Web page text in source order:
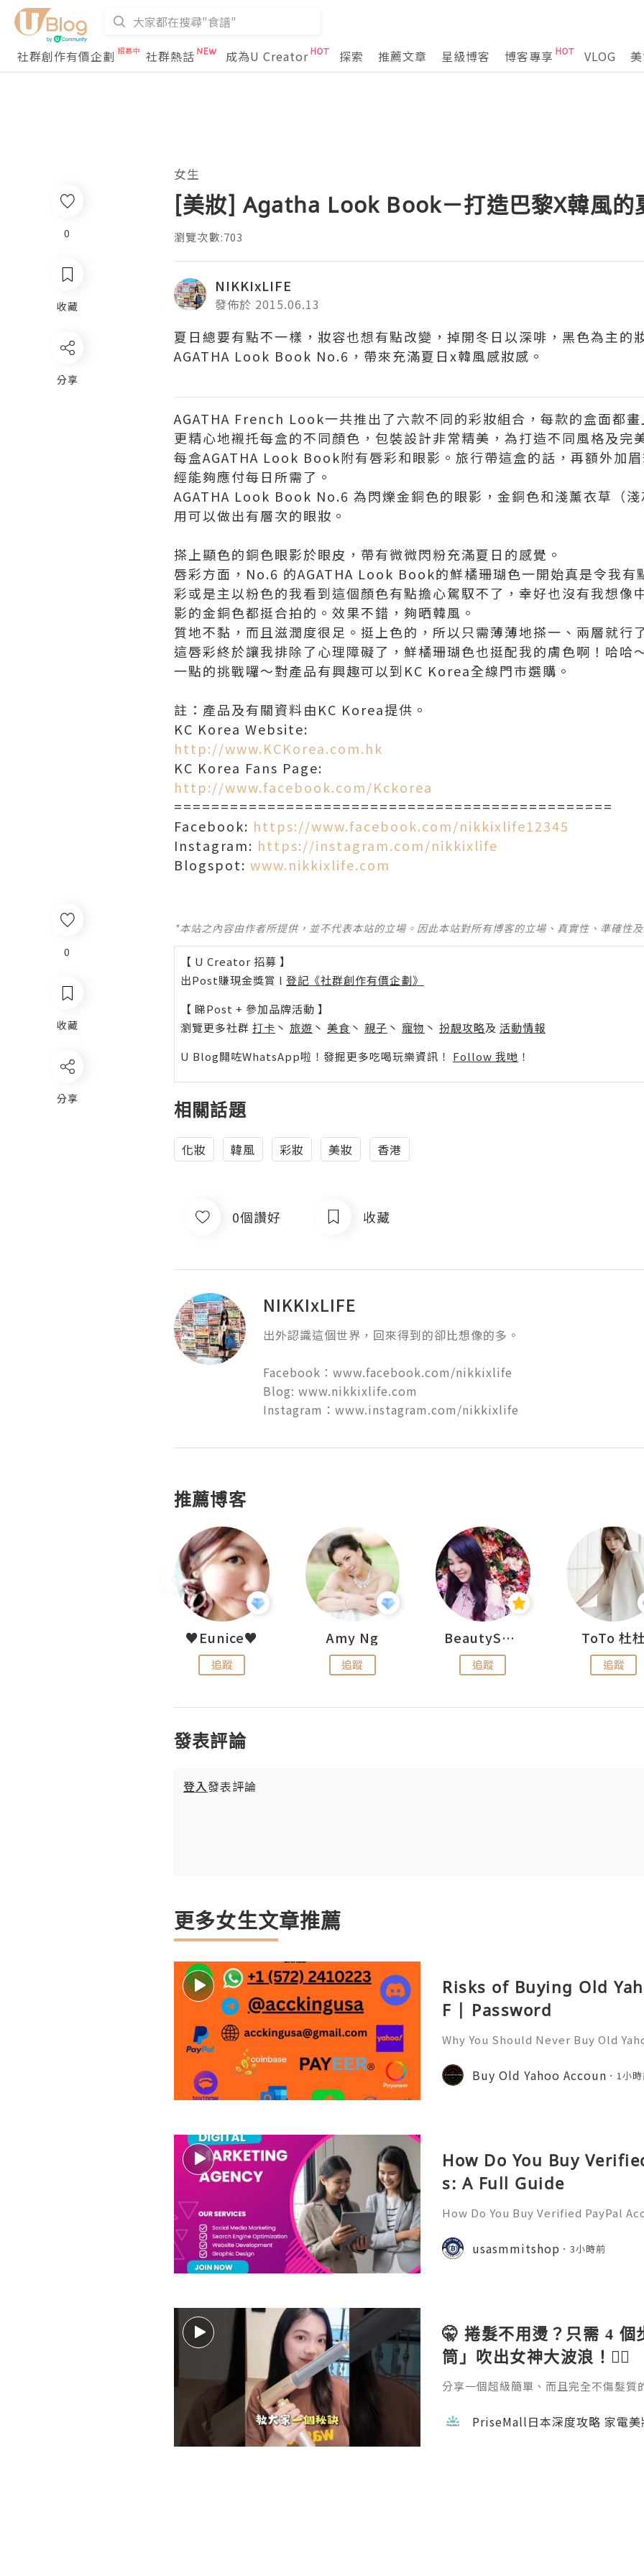
社群創作有價企劃 社群熱話 成為U Creator 探索 推薦文章 星級博客 博客專享 VLOG
0
收藏
分享
女生
[美妝] Agatha Look Book－打造巴黎X韓風的
瀏覽次數:703
NIKKIxLIFE
發佈於 2015.06.13
夏日總要有點不一樣，妝容也想有點改變，掉開冬日以深啡，黑色為主的
AGATHA Look Book No.6，帶來充滿夏日x韓風感妝感。
AGATHA French Look一共推出了六款不同的彩妝組合，每款的盒面都
更精心地襯托每盒的不同顏色，包裝設計非常精美，為打造不同風格及完
每盒AGATHA Look Book附有唇彩和眼影。旅行帶這盒的話，再額外加
經能夠應付每日所需了。
AGATHA Look Book No.6 為閃爍金銅色的眼影，金銅色和淺薰衣草（
用可以做出有層次的眼妝。
搽上顯色的銅色眼影於眼皮，帶有微微閃粉充滿夏日的感覺。
唇彩方面，No.6 的AGATHA Look Book的鮮橘珊瑚色一開始真是令我有
彩或是主以粉色的我看到這個顏色有點擔心駕馭不了，幸好也沒有我想像
影的金銅色都挺合拍的。效果不錯，夠晒韓風。
質地不黏，而且滋潤度很足。挺上色的，所以只需薄薄地搽一、兩層就行
這唇彩終於讓我排除了心理障礙了，鮮橘珊瑚色也挺配我的膚色啊！哈哈
一點的挑戰囉～對產品有興趣可以到KC Korea全線門巿選購。
註：產品及有關資料由KC Korea提供。
KC Korea Website:
http://www.KCKorea.com.hk
KC Korea Fans Page:
http://www.facebook.com/Kckorea
===============================================
Facebook: https://www.facebook.com/nikkixlife12345
Instagram: https://instagram.com/nikkixlife
Blogspot: www.nikkixlife.com
*本站之內容由作者所提供，並不代表本站的立場。因此本站對所有博客的立場、真實性、準確性
【 U Creator 招募 】
出Post賺現金獎賞 l 登記《社群創作有價企劃》
【 睇Post + 參加品牌活動 】
瀏覽更多社群 打卡 丶 旅遊 丶 美食 丶 親子 丶 寵物 丶 扮靚攻略及 活動情報
U Blog開咗WhatsApp啦！發掘更多吃喝玩樂資訊！ Follow 我哋 ！
相關話題
化妝 韓風 彩妝 美妝 香港
0個讚好 收藏
NIKKIxLIFE
出外認識這個世界，回來得到的卻比想像的多。
Facebook：www.facebook.com/nikkixlife
Blog: www.nikkixlife.com
Instagram：www.instagram.com/nikkixlife
推薦博客
♥Eunice♥
追蹤
Amy Ng
追蹤
BeautySearch
追蹤
ToTo 杜
追蹤
發表評論
登入發表評論
更多女生文章推薦
Risks of Buying Old
F | Password
Why You Should Never Buy Old
onal communication, business
ccount recovery. Because of
Buy Old Yahoo Accoun 1小
How Do You Buy
s: A Full Guide
How Do You Buy Verified PayPal
orms, used by individuals,
usinesses, and organiza
usasmmitshop 3小時前
🤫 捲髮不用燙？只需 4 個
筒」吹出女神大波浪！💇‍♀️
分享一個超級簡單、而且完全不傷髮
成。過程完全不會像電熱捲那樣灼熱
自然。如果你也擔心燙髮傷頭髮，這
PriseMall日本深度攻略 家電
0
收藏
分享